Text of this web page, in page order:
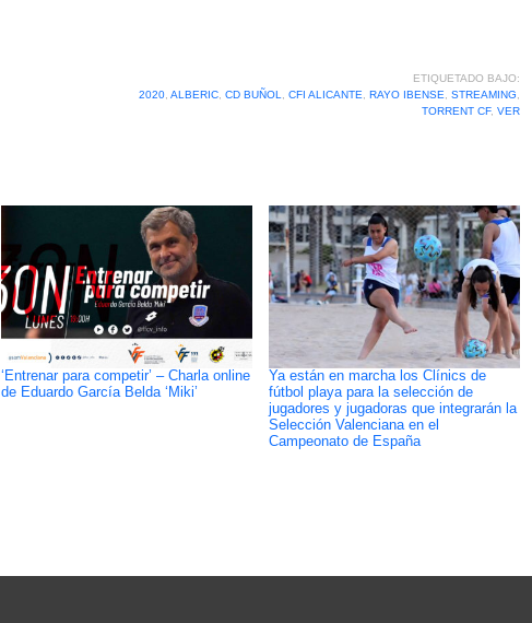
ETIQUETADO BAJO:
2020, ALBERIC, CD BUÑOL CFI ALICANTE RAYO IBENSE STREAMING
TORRENT CF, VER
‘Entrenar para competir’ – Charla online
de Eduardo García Belda ‘Miki’
Ya están en marcha los Clínics de
fútbol playa para la selección de
jugadores y jugadoras que integrarán la
Selección Valenciana en el
Campeonato de España